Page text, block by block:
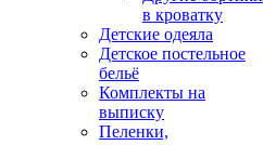
в кроватку
Детские одеяла
Детское постельное
бельё
Комплекты на
выписку
Пеленки,